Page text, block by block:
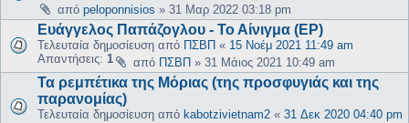
από peloponnisios » 31 Μαρ 2022 03:18 pm
Ευάγγελος Παπάζογλου - Το Αίνιγμα (EP)
Τελευταία δημοσίευση από ΠΣΒΠ « 15 Νοέμ 2021 11:49 am
Απαντήσεις: 1 από ΠΣΒΠ » 31 Μάιος 2021 10:49 am
Τα ρεμπέτικα της Μόριας (της προσφυγιάς και της
παρανομίας)
Τελευταία δημοσίευση από kabotzivietnam2 « 31 Δεκ 2020 04:40 pm